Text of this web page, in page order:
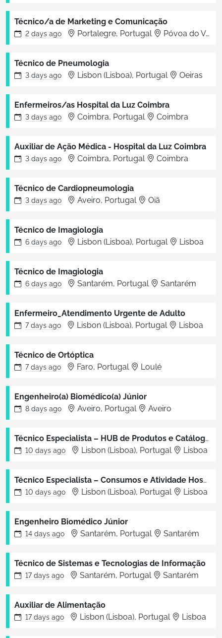
Técnico/a de Marketing e Comunicação
2 days ago Portalegre, Portugal Póvoa do Varzim
Técnico de Pneumologia
3 days ago Lisbon (Lisboa), Portugal Oeiras
Enfermeiros/as Hospital da Luz Coimbra
3 days ago Coimbra, Portugal Coimbra
Auxiliar de Ação Médica - Hospital da Luz Coimbra
3 days ago Coimbra, Portugal Coimbra
Técnico de Cardiopneumologia
3 days ago Aveiro, Portugal Oiã
Técnico de Imagiologia
6 days ago Lisbon (Lisboa), Portugal Lisboa
Técnico de Imagiologia
6 days ago Santarém, Portugal Santarém
Enfermeiro_Atendimento Urgente de Adulto
7 days ago Lisbon (Lisboa), Portugal Lisboa
Técnico de Ortóptica
7 days ago Faro, Portugal Loulé
Engenheiro(a) Biomédico(a) Júnior
8 days ago Aveiro, Portugal Aveiro
Técnico Especialista – HUB de Produtos e Catálogo de Dispositivos Médicos
10 days ago Lisbon (Lisboa), Portugal Lisboa
Técnico Especialista – Consumos e Atividade Hospitalar
10 days ago Lisbon (Lisboa), Portugal Lisboa
Engenheiro Biomédico Júnior
14 days ago Santarém, Portugal Santarém
Técnico de Sistemas e Tecnologias de Informação
17 days ago Santarém, Portugal Santarém
Auxiliar de Alimentação
17 days ago Lisbon (Lisboa), Portugal Lisboa